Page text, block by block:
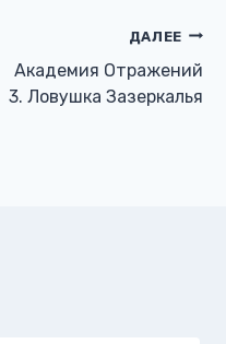
ДАЛЕЕ
Академия Отражений
3. Ловушка Зазеркалья